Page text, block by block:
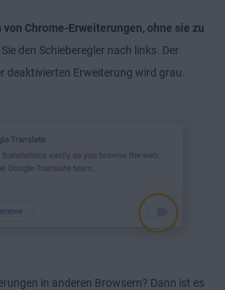
Chrome-Erweiterungen, ohne sie zu
Sie den Schieberegler nach links. Der
deaktivierten Erweiterung wird grau.
in anderen Browsern? Dann ist es